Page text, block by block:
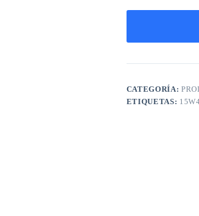
CATEGORÍA:
ETIQUETAS: